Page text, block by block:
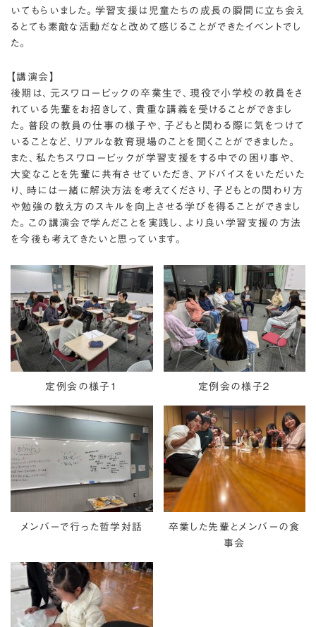
いてもらいました。学習支援は児童たちの成長の瞬間に立ち会え
るとても素敵な活動だなと改めて感じることができたイベントでし
た。
【講演会】
後期は、元スワローピックの卒業生で、現役で小学校の教員をさ
れている先輩をお招きして、貴重な講義を受けることができまし
た。普段の教員の仕事の様子や、子どもと関わる際に気をつけて
いることなど、リアルな教育現場のことを聞くことができました。
また、私たちスワローピックが学習支援をする中での困り事や、
大変なことを先輩に共有させていただき、アドバイスをいただいた
り、時には一緒に解決方法を考えてくださり、子どもとの関わり方
や勉強の教え方のスキルを向上させる学びを得ることができまし
た。この講演会で学んだことを実践し、より良い学習支援の方法
を今後も考えてきたいと思っています。
定例会の様子１ 定例会の様子２
メンバーで行った哲学対話
卒業した先輩とメンバーの食
事会